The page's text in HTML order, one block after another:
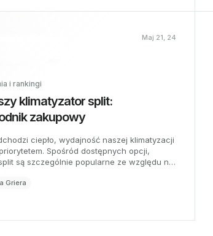
Maj 21, 24
i rankingi
klimatyzator split:
zakupowy
ciepło, wydajność naszej klimatyzacji
Spośród dostępnych opcji,
są szczególnie popularne ze względu na
zidentyfikować najlepszą klimatyzację typu
Griera